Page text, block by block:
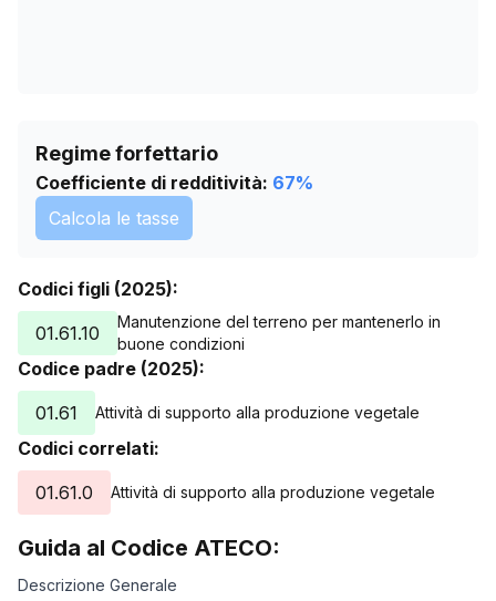
Regime forfettario
Coefficiente di redditività: 67%
Calcola le tasse
Codici figli (2025):
01.61.10
Manutenzione del terreno per mantenerlo in
buone condizioni
Codice padre (2025):
01.61
Attività di supporto alla produzione vegetale
Codici correlati:
01.61.0
Attività di supporto alla produzione vegetale
Guida al Codice ATECO:
Descrizione Generale